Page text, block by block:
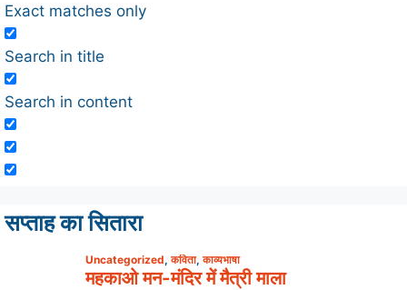
Exact matches only
Search in title
Search in content
सप्ताह का सितारा
Uncategorized,कविता,काव्यभाषा
महकाओ मन-मंदिर में मैत्री माला